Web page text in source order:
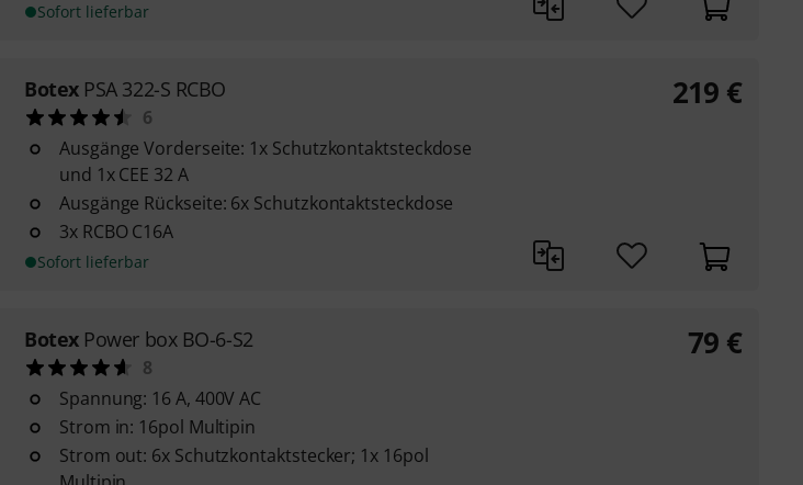
Sofort lieferbar
Botex PSA 322-S RCBO
6
Ausgänge Vorderseite: 1x Schutzkontaktsteckdose
und 1x CEE 32 A
Ausgänge Rückseite: 6x Schutzkontaktsteckdose
3x RCBO C16A
Sofort lieferbar
219 €
Botex Power box BO-6-S2
8
Spannung: 16 A, 400V AC
Strom in: 16pol Multipin
Strom out: 6x Schutzkontaktstecker; 1x 16pol
79 €